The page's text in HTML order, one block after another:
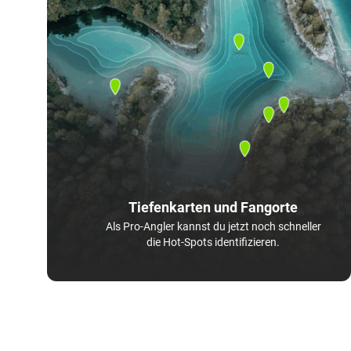
Tiefenkarten und Fangorte
Als Pro-Angler kannst du jetzt noch schneller
die Hot-Spots identifizieren.